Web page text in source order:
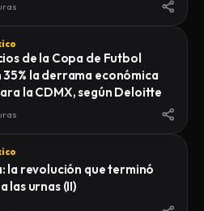
de la Copa de Futbol
la derrama económica
la CDMX, según Deloitte
la revolución que terminó
las urnas (II)